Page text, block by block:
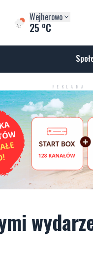
Wejherowo
25 oC
REKLAMA